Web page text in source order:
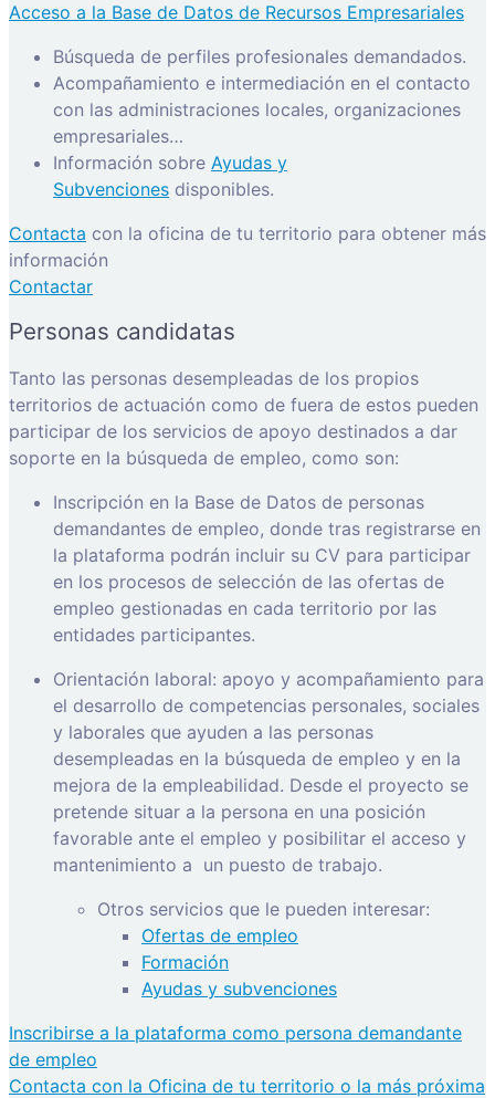
Acceso a la Base de Datos de Recursos Empresariales
Búsqueda de perfiles profesionales demandados.
Acompañamiento e intermediación en el contacto
con las administraciones locales, organizaciones
empresariales…
Información sobre Ayudas y
Subvenciones disponibles.
Contacta con la oficina de tu territorio para obtener más
información
Contactar
Personas candidatas
Tanto las personas desempleadas de los propios
territorios de actuación como de fuera de estos pueden
participar de los servicios de apoyo destinados a dar
soporte en la búsqueda de empleo, como son:
Inscripción en la Base de Datos de personas
demandantes de empleo, donde tras registrarse en
la plataforma podrán incluir su CV para participar
en los procesos de selección de las ofertas de
empleo gestionadas en cada territorio por las
entidades participantes.
Orientación laboral: apoyo y acompañamiento para
el desarrollo de competencias personales, sociales
y laborales que ayuden a las personas
desempleadas en la búsqueda de empleo y en la
mejora de la empleabilidad. Desde el proyecto se
pretende situar a la persona en una posición
favorable ante el empleo y posibilitar el acceso y
mantenimiento a un puesto de trabajo.
Otros servicios que le pueden interesar:
Ofertas de empleo
Formación
Ayudas y subvenciones
Inscribirse a la plataforma como persona demandante
de empleo
Contacta con la Oficina de tu territorio o la más próxima